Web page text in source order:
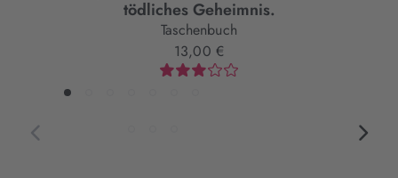
tödliches Geheimnis.
Taschenbuch
13,00 €